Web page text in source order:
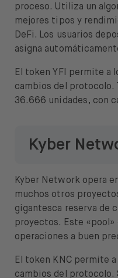
proceso. Utiliza un
mejores tipos y
DeFi. Los usuarios
asigna
El token YFI permite a
cambios del
36.666 unidades, con
Kyber
Kyber Network opera
muchos otros
gigantesca reserva de
proyectos. Este
operaciones a buen
El token KNC permite
cambios del protocolo.